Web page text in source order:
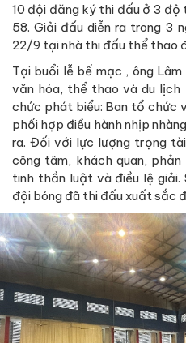
10 đội đăng ký thi đấu ở 3
58. Giải đấu diễn ra trong 3
22/9 tại nhà thi đấu thể thao
Tại buổi lễ bế mạc , ông
văn hóa, thể thao và du lịch
chức phát biểu: Ban tổ chức
phối hợp điều hành nhịp
ra. Đối với lực lượng trọng
công tâm, khách quan,
tinh thần luật và điều lệ
đội bóng đã thi đấu xuất sắc